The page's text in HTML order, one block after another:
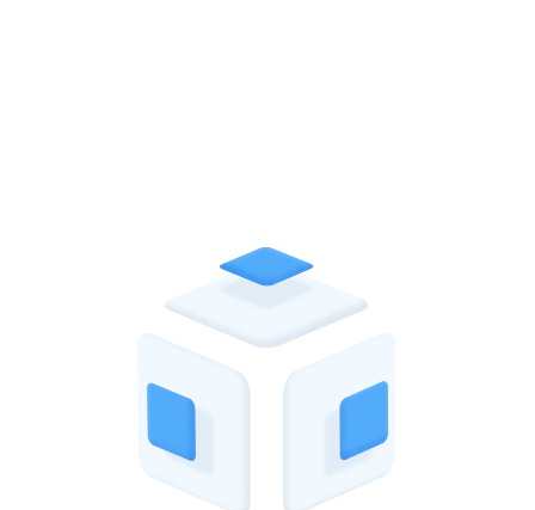
Сформируем предложение, которое поможет улучшить
показатели вашего бизнеса